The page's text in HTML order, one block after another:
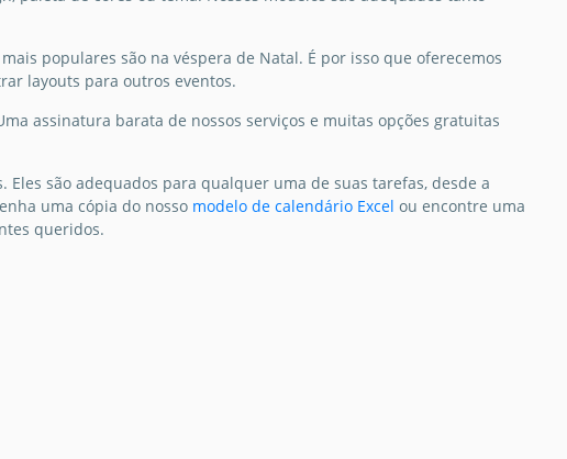
populares são na véspera de Natal. É por isso que oferecemos
layouts para outros eventos.
assinatura barata de nossos serviços e muitas opções gratuitas
são adequados para qualquer uma de suas tarefas, desde a
uma cópia do nosso modelo de calendário Excel ou encontre uma
queridos.